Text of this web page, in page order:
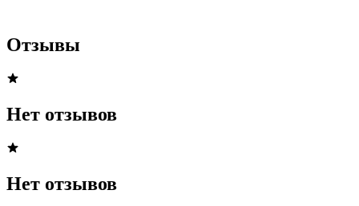
Отзывы
Нет отзывов
Нет отзывов